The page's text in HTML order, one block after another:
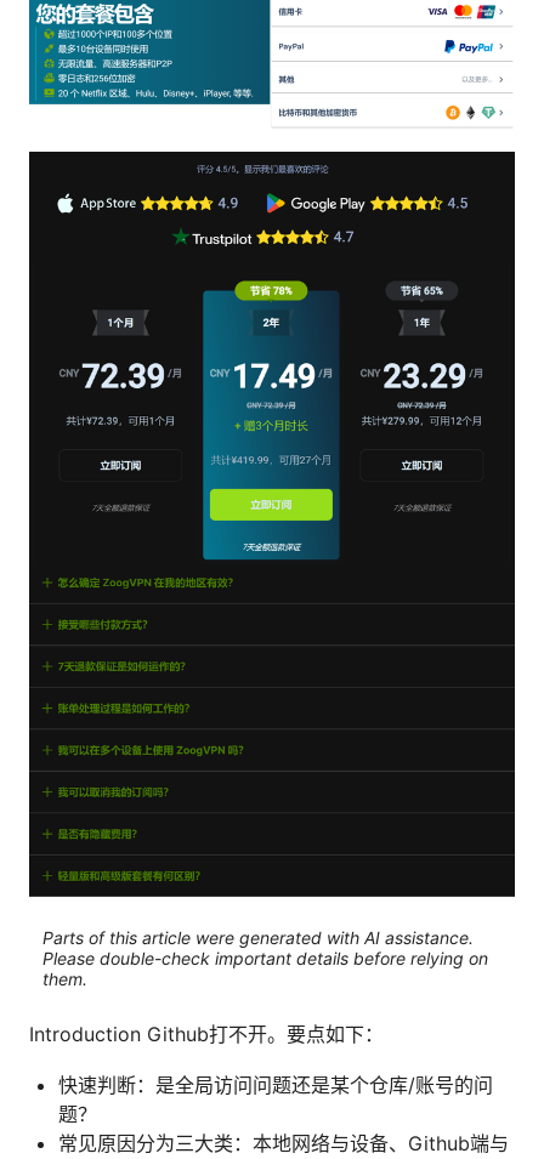
Parts of this article were generated with AI assistance.
Please double-check important details before relying on
them.
Introduction Github打不开。要点如下：
快速判断：是全局访问问题还是某个仓库/账号的问
题？
常见原因分为三大类：本地网络与设备、Github端与